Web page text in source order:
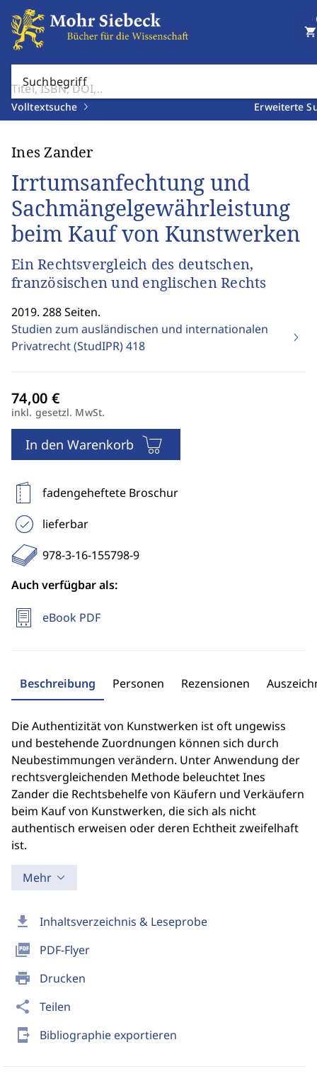
Suchbegriff
Volltextsuche Erweiterte
shopping_cart
download Inhaltsverzeichnis & Leseprobe
picture_as_pdf PDF-Flyer
print Drucken
share Teilen
send_to_mobile Bibliographie exportieren
Ines Zander
Irrtumsanfechtung und
Sachmängelgewährleistung
beim Kauf von Kunstwerken
Ein Rechtsvergleich des deutschen,
französischen und englischen Rechts
2019. 288 Seiten.
Studien zum ausländischen und internationalen
Privatrecht (StudIPR)418
inkl. gesetzl. MwSt.
In den Warenkorb
fadengeheftete Broschur
lieferbar
978-3-16-155798-9
Auch verfügbar als:
eBook PDF
Beschreibung Personen Rezensionen
Die Authentizität von Kunstwerken ist oft ungewiss
und bestehende Zuordnungen können sich durch
Neubestimmungen verändern. Unter Anwendung der
rechtsvergleichenden Methode beleuchtet Ines
Zander die Rechtsbehelfe von Käufern und Verkäufern
beim Kauf von Kunstwerken, die sich als nicht
authentisch erweisen oder deren Echtheit zweifelhaft
ist.
Mehr